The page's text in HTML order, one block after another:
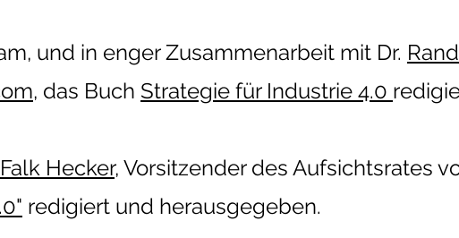
und in enger Zusammenarbeit mit Dr.
, das Buch Strategie für Industrie 4.0
Falk Hecker, Vorsitzender des Aufsichtsrates
redigiert und herausgegeben.